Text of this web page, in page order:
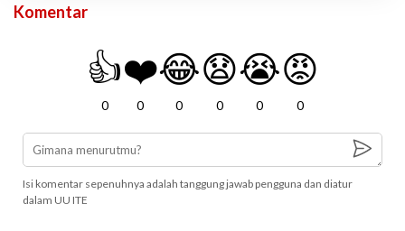
Komentar
👍
0
❤️
0
😂
0
😧
0
😭
0
😡
0
Isi komentar sepenuhnya adalah tanggung jawab pengguna dan diatur
dalam UU ITE